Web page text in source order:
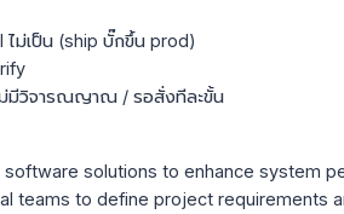
ม่เป็น (ship บั๊กขึ้น prod)
มีวิจารณญาณ / รอสั่งทีละขั้น
solutions to enhance system
teams to define project requirements